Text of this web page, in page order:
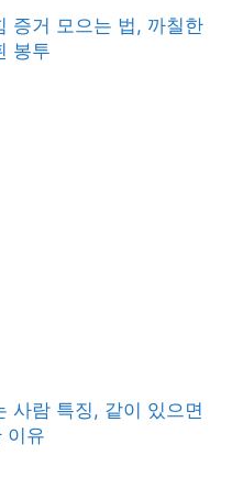
증거 모으는 법, 까칠한
봉투
사람 특징, 같이 있으면
이유